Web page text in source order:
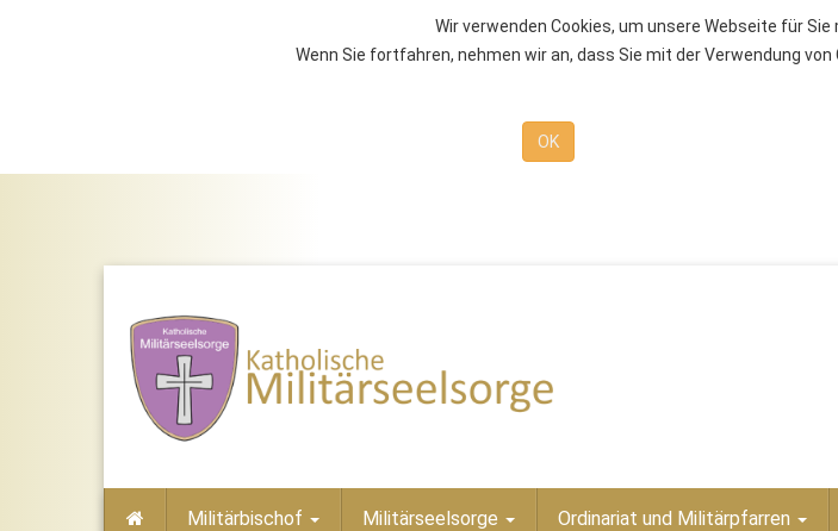
Wir verwenden Cookies, um unsere Webseite für
Wenn Sie fortfahren, nehmen wir an, dass Sie mit der Verwendung
OK
Militärbischof Militärseelsorge Ordinariat und Militärpfarren